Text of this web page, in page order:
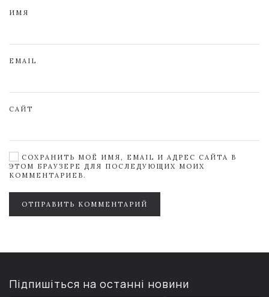
ИМЯ
EMAIL
САЙТ
СОХРАНИТЬ МОЁ ИМЯ, EMAIL И АДРЕС САЙТА В
ЭТОМ БРАУЗЕРЕ ДЛЯ ПОСЛЕДУЮЩИХ МОИХ
КОММЕНТАРИЕВ.
ОТПРАВИТЬ КОММЕНТАРИЙ
Підпишіться на останні новини